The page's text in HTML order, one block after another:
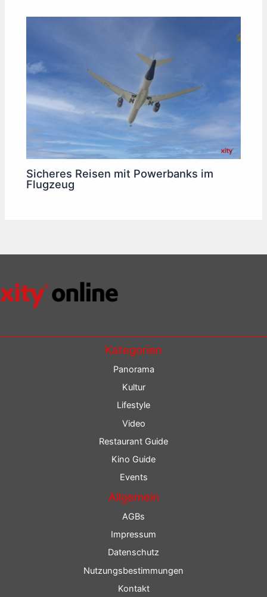
Sicheres Reisen mit Powerbanks im
Flugzeug
Kategorien
Panorama
Kultur
Lifestyle
Video
Restaurant Guide
Kino Guide
Events
Allgemein
AGBs
Impressum
Datenschutz
Nutzungsbestimmungen
Kontakt